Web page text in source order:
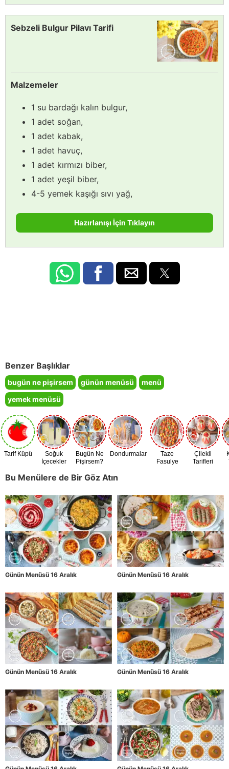
Sebzeli Bulgur Pilavı Tarifi
Malzemeler
1 su bardağı kalın bulgur,
1 adet soğan,
1 adet kabak,
1 adet havuç,
1 adet kırmızı biber,
1 adet yeşil biber,
4-5 yemek kaşığı sıvı yağ,
Hazırlanışı İçin Tıklayın
Benzer Başlıklar
bugün ne pişirsem günün menüsü
menü
yemek menüsü
Tarif Küpü
Soğuk
İçecekler
Bugün Ne
Pişirsem?
Dondurmalar
Taze
Fasulye
Çilekli
Tarifleri
Bu Menülere de Bir Göz Atın
Günün Menüsü 16 Aralık Günün Menüsü 16 Aralık
Günün Menüsü 16 Aralık Günün Menüsü 16 Aralık